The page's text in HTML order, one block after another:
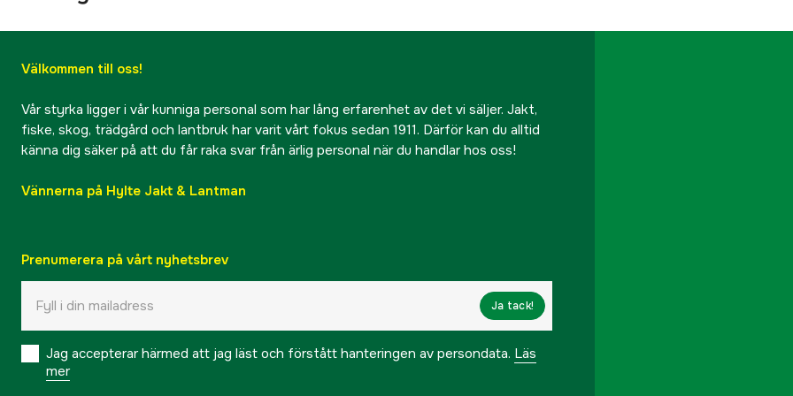
Välkommen till oss!
Vår styrka ligger i vår kunniga personal som har lång erfarenhet av det vi säljer. Jakt,
fiske, skog, trädgård och lantbruk har varit vårt fokus sedan 1911. Därför kan du alltid
känna dig säker på att du får raka svar från ärlig personal när du handlar hos oss!
Vännerna på Hylte Jakt & Lantman
Prenumerera på vårt nyhetsbrev
Ja tack!
Jag accepterar härmed att jag läst och förstått hanteringen av persondata. Läs
mer